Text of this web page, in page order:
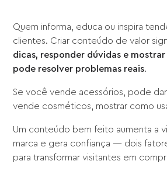
Quem informa, educa ou inspira
clientes. Criar conteúdo de valor
dicas, responder dúvidas e
pode resolver problemas reais.
Se você vende acessórios, pode
vende cosméticos, mostrar como
Um conteúdo bem feito aumenta a
marca e gera confiança — dois
para transformar visitantes em